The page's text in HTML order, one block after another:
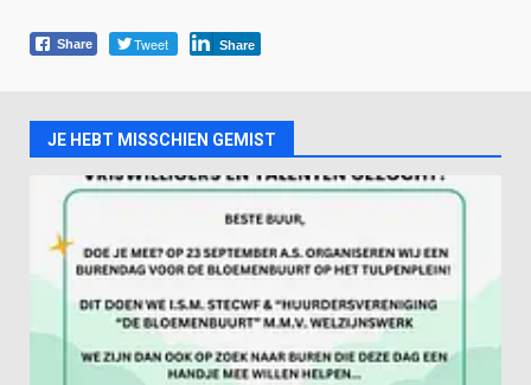
Share Tweet Share
JE HEBT MISSCHIEN GEMIST